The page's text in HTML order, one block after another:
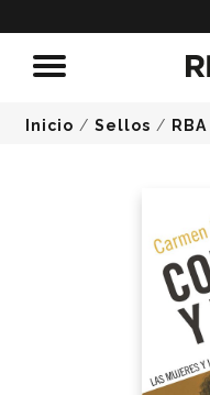
Inicio / Sellos /